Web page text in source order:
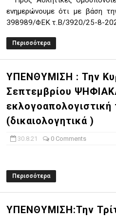
ενημερώνουμε ότι με βάση
398989/ΦΕΚ τ.Β/3920/25-8-
Περισσότερα
ΥΠΕΝΘΥΜΙΣΗ : Την
Σεπτεμβρίου
εκλογοαπολογιστική
(δικαιολογητικά )
30.8.21 0 Comments
Περισσότερα
ΥΠΕΝΘΥΜΙΣΗ:Την